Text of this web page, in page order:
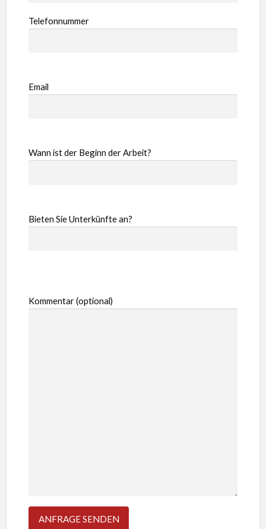
Telefonnummer
Email
Wann ist der Beginn der Arbeit?
Bieten Sie Unterkünfte an?
Kommentar (optional)